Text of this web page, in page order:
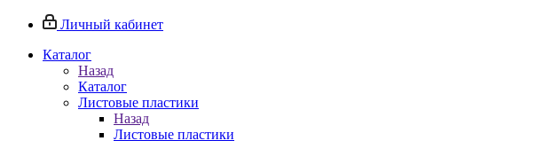
Личный кабинет
Каталог
Назад
Каталог
Листовые пластики
Назад
Листовые пластики